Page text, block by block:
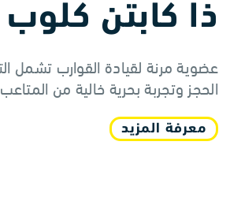
ذا كابتن كلوب
عضوية مرنة لقيادة القوارب تشمل
الحجز وتجربة بحرية خالية من
معرفة المزيد